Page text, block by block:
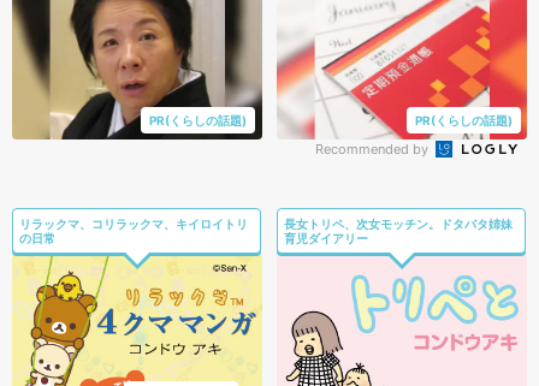
PR(くらしの話題) PR(くらしの話題)
Recommended by
リラックマ、コリラックマ、キイロイトリ
の日常
長女トリペ、次女モッチン。ドタバタ姉妹
育児ダイアリー